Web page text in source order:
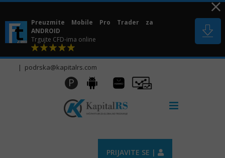
Skip
content
Preuzmite Mobile Pro Trader za
ANDROID
Trgujte CFD-ima online
| podrska@kapitalrs.com
P Android
Huawei
AppGallery
Pro
Trader
PRIJAVITE SE |